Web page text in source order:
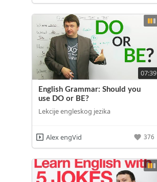
07:39
English Grammar: Should you
use DO or BE?
Lekcije engleskog jezika
Alex engVid 376